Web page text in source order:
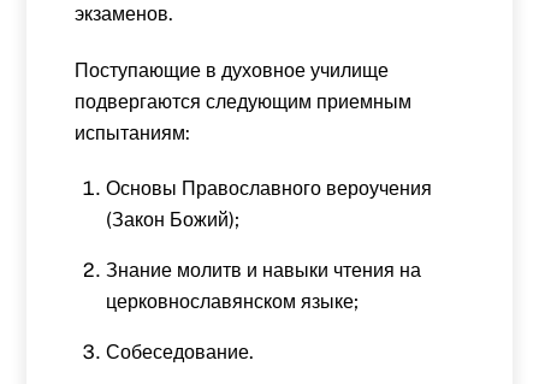
экзаменов.
Поступающие в духовное училище
подвергаются следующим приемным
испытаниям:
Основы Православного вероучения
(Закон Божий);
Знание молитв и навыки чтения на
церковнославянском языке;
Собеседование.